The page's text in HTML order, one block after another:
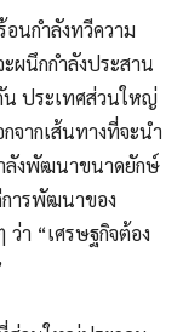
นกำลังทวีความ
ผนึกกำลังประสาน
น ประเทศส่วนใหญ่
จากเส้นทางที่จะนำ
ลังพัฒนาขนาดยักษ์
การพัฒนาของ
า “เศรษฐกิจต้อง